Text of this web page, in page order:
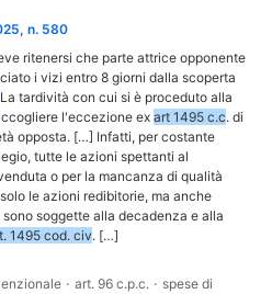
n. 580
ritenersi che parte attrice opponente
i vizi entro 8 giorni dalla scoperta
tardività con cui si è proceduto alla
l'eccezione ex art 1495 c.c. di
opposta. […] Infatti, per costante
tutte le azioni spettanti al
o per la mancanza di qualità
le azioni redibitorie, ma anche
soggette alla decadenza e alla
1495 cod. civ. […]
· art. 96 c.p.c. · spese di